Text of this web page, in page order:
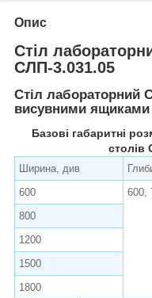
Опис
Стіл
СЛП-3.031.05
Стіл лабораторний
висувними ящиками
Базові габаритні
столів
Ширина, див
600
600,
800
1200
1500
1800